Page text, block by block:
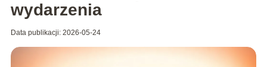
wydarzenia
Data publikacji: 2026-05-24